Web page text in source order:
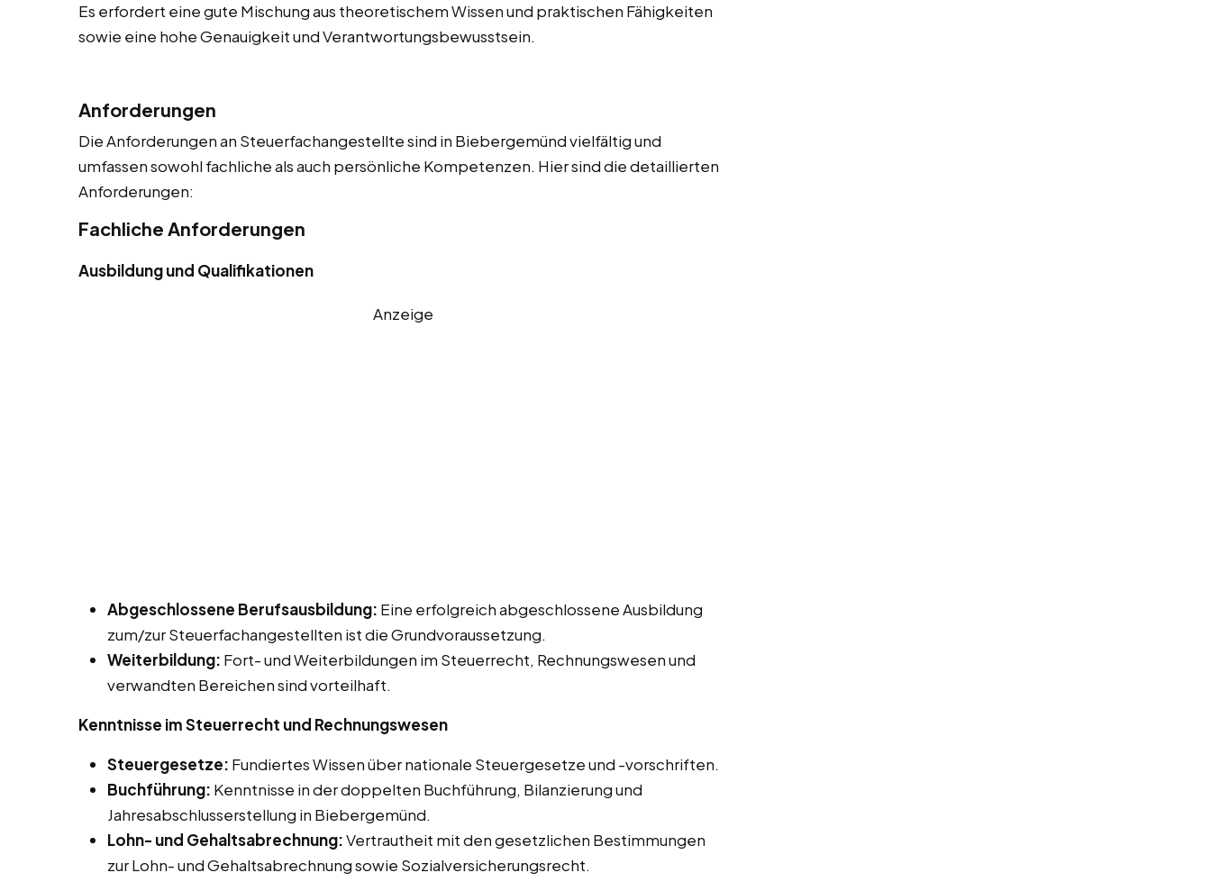
Es erfordert eine gute Mischung aus theoretischem Wissen und praktischen Fähigkeiten
sowie eine hohe Genauigkeit und Verantwortungsbewusstsein.
Anforderungen
Die Anforderungen an Steuerfachangestellte sind in Biebergemünd vielfältig und
umfassen sowohl fachliche als auch persönliche Kompetenzen. Hier sind die detaillierten
Anforderungen:
Fachliche Anforderungen
Ausbildung und Qualifikationen
Anzeige
Abgeschlossene Berufsausbildung: Eine erfolgreich abgeschlossene Ausbildung
zum/zur Steuerfachangestellten ist die Grundvoraussetzung.
Weiterbildung: Fort- und Weiterbildungen im Steuerrecht, Rechnungswesen und
verwandten Bereichen sind vorteilhaft.
Kenntnisse im Steuerrecht und Rechnungswesen
Steuergesetze: Fundiertes Wissen über nationale Steuergesetze und -vorschriften.
Buchführung: Kenntnisse in der doppelten Buchführung, Bilanzierung und
Jahresabschlusserstellung in Biebergemünd.
Lohn- und Gehaltsabrechnung:Vertrautheit mit den gesetzlichen Bestimmungen
zur Lohn- und Gehaltsabrechnung sowie Sozialversicherungsrecht.